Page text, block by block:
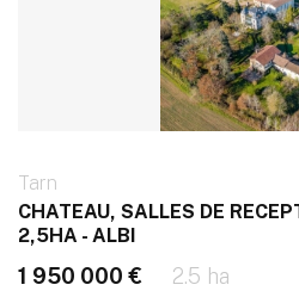
Tarn
CHATEAU, SALLES DE
2,5HA - ALBI
1 950 000 € 2.5 ha